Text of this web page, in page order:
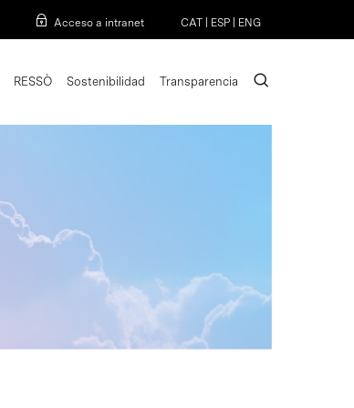
Acceso a intranet CAT ESP ENG
RESSÒ Sostenibilidad Transparencia search